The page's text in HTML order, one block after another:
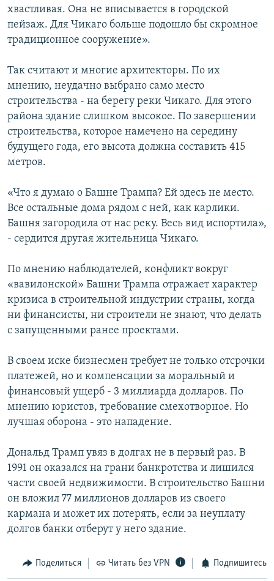
хвастливая. Она не вписывается в городской
пейзаж. Для Чикаго больше подошло бы скромное
традиционное сооружение».
Так считают и многие архитекторы. По их
мнению, неудачно выбрано само место
строительства - на берегу реки Чикаго. Для этого
района здание слишком высокое. По завершении
строительства, которое намечено на середину
будущего года, его высота должна составить 415
метров.
«Что я думаю о Башне Трампа? Ей здесь не место.
Все остальные дома рядом с ней, как карлики.
Башня загородила от нас реку. Весь вид испортила»,
- сердится другая жительница Чикаго.
По мнению наблюдателей, конфликт вокруг
«вавилонской» Башни Трампа отражает характер
кризиса в строительной индустрии страны, когда
ни финансисты, ни строители не знают, что делать
с запущенными ранее проектами.
В своем иске бизнесмен требует не только отсрочки
платежей, но и компенсации за моральный и
финансовый ущерб - 3 миллиарда долларов. По
мнению юристов, требование смехотворное. Но
лучшая оборона - это нападение.
Дональд Трамп увяз в долгах не в первый раз. В
1991 он оказался на грани банкротства и лишился
части своей недвижимости. В строительство Башни
он вложил 77 миллионов долларов из своего
кармана и может их потерять, если за неуплату
долгов банки отберут у него здание.
Поделиться Читать без VPN Подпишитесь